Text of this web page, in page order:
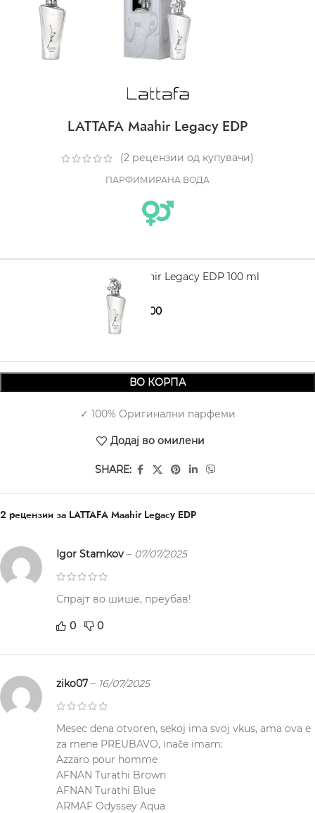
LATTAFA Maahir Legacy EDP
(2 рецензии од купувачи)
ПАРФИМИРАНА ВОДА
LATTAFA Maahir Legacy EDP 100 ml
2.790,00 1.990,00
ВО КОРПА
✓ 100% Оригинални парфеми
Додај во омилени
SHARE:
2 рецензии за LATTAFA Maahir Legacy EDP
Igor Stamkov – 07/07/2025
Спрајт во шише, преубав!
0 0
ziko07– 16/07/2025
Mesec dena otvoren, sekoj ima svoj vkus, ama ova e
za mene PREUBAVO, inače imam:
Azzaro pour homme
AFNAN Turathi Brown
AFNAN Turathi Blue
ARMAF Odyssey Aqua